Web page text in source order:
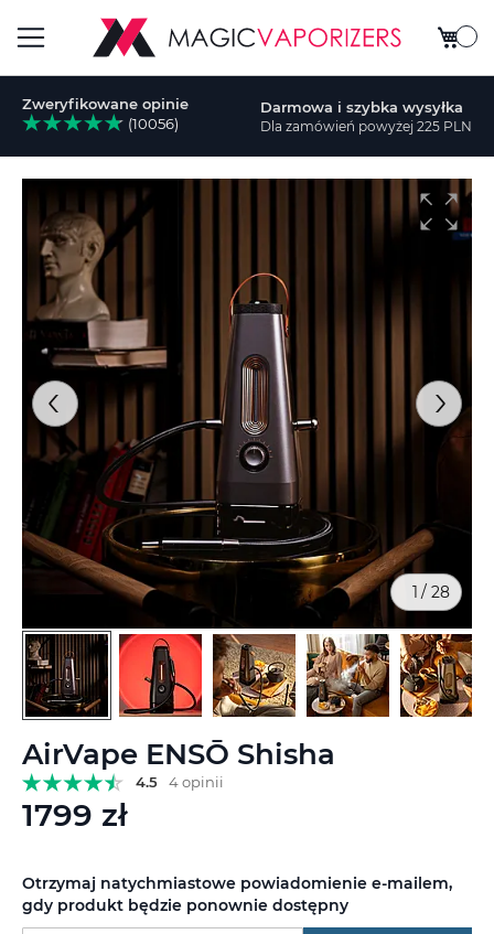
Przełącznik
Nav
Mój
Zweryfikowane opinie
(10056)
Darmowa i szybka wysyłka
Dla zamówień powyżej 225 PLN
AirVape ENSŌ Shisha
4.5 4 opinii
1799 zł
Otrzymaj natychmiastowe powiadomienie e-mailem,
gdy produkt będzie ponownie dostępny
koniec
galerii
1 / 28
na
początek
galerii